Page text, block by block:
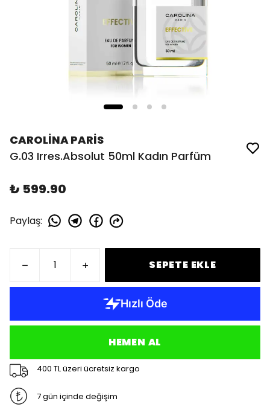
CAROLİNA PARİS
G.03 Irres.Absolut 50ml Kadın Parfüm
₺ 599.90
Paylaş:
SEPETE EKLE
HEMEN AL
400 TL üzeri ücretsiz kargo
7 gün içinde değişim